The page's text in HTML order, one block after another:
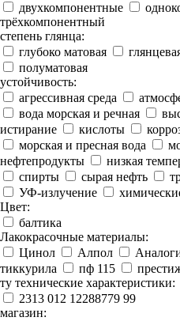
двухкомпонентные
трёхкомпонентный
степень глянца:
глубоко матовая
полуматовая
устойчивость:
агрессивная среда
вода морская и речная
истирание
кислоты
морская и пресная вода
нефтепродукты
низкая
спирты
сырая нефть
УФ-излучение
Цвет:
балтика
Лакокрасочные материалы:
Цинол
Алпол
тиккурила
пф 115
ту технические характеристики:
2313 012 12288779 99
магазин: